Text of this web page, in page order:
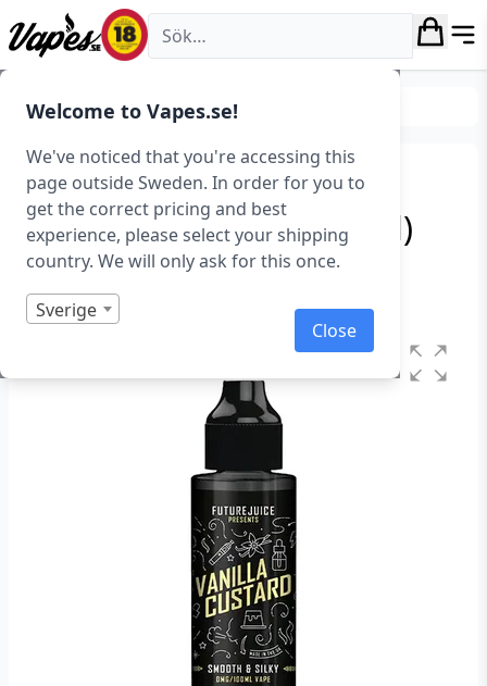
Welcome to Vapes.se!
We've noticed that you're accessing this
page outside Sweden. In order for you to
get the correct pricing and best
experience, please select your shipping
country. We will only ask for this once.
Sverige
Close
Vapes.se
E-juice E-juice varumärken
Future Juice – Vanilla
Custard (100 ml, Shortfill)
Art.nr: 42453
I lager